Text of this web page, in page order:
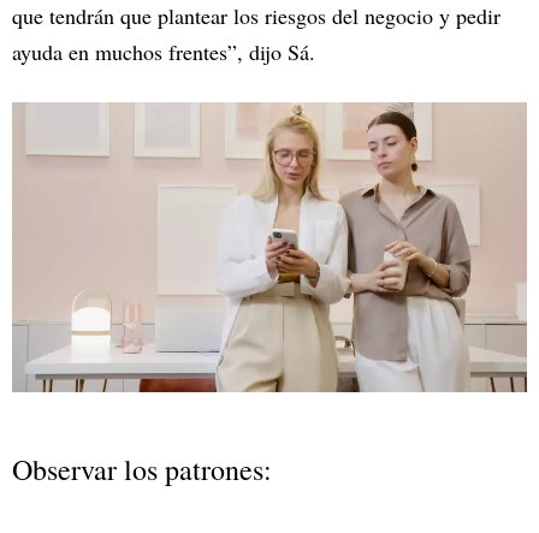
que tendrán que plantear los riesgos del negocio y pedir
ayuda en muchos frentes”, dijo Sá.
Observar los patrones: